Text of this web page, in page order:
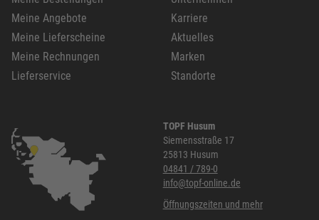
Meine Angebote
Meine Lieferscheine
Meine Rechnungen
Lieferservice
Karriere
Aktuelles
Marken
Standorte
TOPF Husum
Siemensstraße 17
25813 Husum
04841 / 789-0
info@topf-online.de
Öffnungszeiten und mehr